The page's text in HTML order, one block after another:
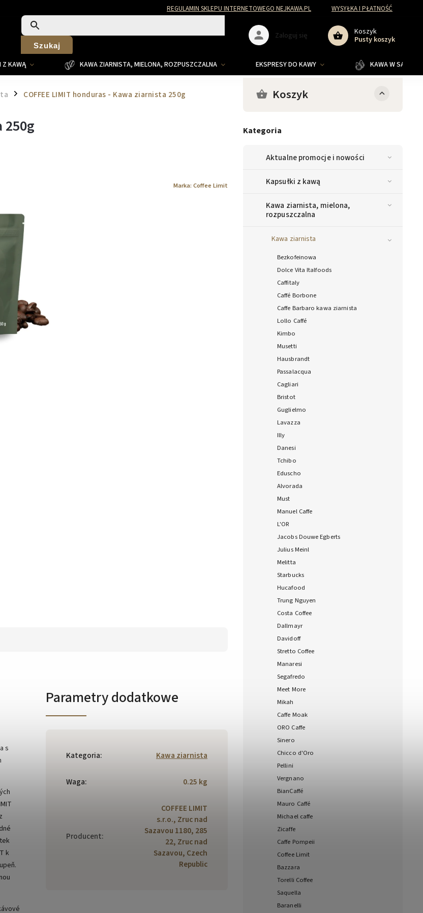
REGULAMIN SKLEPU INTERNETOWEGO NEJKAWA.PL WYSYŁKA I PŁATNOŚĆ
Szukaj
Koszyk
Pusty koszyk
Zaloguj się
Z KAWĄ KAWA ZIARNISTA, MIELONA, ROZPUSZCZALNA EKSPRESY DO KAWY KAWA W
/ COFFEE LIMIT honduras - Kawa ziarnista 250g Koszyk
Kategoria
Aktualne promocje i nowości
Kapsułki z kawą
Kawa ziarnista, mielona,
rozpuszczalna
Kawa ziarnista
Bezkofeinowa
Dolce Vita Italfoods
Caffitaly
Caffé Borbone
Caffe Barbaro kawa ziarnista
Lollo Caffé
Kimbo
Musetti
Hausbrandt
Passalacqua
Cagliari
Bristot
Guglielmo
Lavazza
Illy
Danesi
Tchibo
Eduscho
Alvorada
Must
Manuel Caffe
L'OR
Jacobs Douwe Egberts
Julius Meinl
Melitta
Starbucks
Hucafood
Trung Nguyen
Costa Coffee
Dallmayr
Davidoff
Stretto Coffee
Manaresi
Segafredo
Meet More
Mikah
Caffe Moak
ORO Caffe
Sinero
Chicco d'Oro
Pellini
Vergnano
BianCaffé
Mauro Caffé
Michael caffe
Zicaffe
Caffe Pompeii
Coffee Limit
Bazzara
Torelli Coffee
Saquella
Baranelli
250g
Marka: Coffee Limit
s
k
Parametry dodatkowe
Kategoria: Kawa ziarnista
Waga: 0.25 kg
Producent:
COFFEE LIMIT
s.r.o., Zruc nad
Sazavou 1180, 285
22, Zruc nad
Sazavou, Czech
Republic